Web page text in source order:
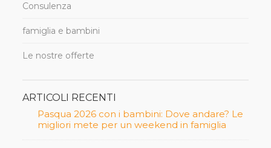
Consulenza
famiglia e bambini
Le nostre offerte
ARTICOLI RECENTI
Pasqua 2026 con i bambini: Dove andare? Le
migliori mete per un weekend in famiglia